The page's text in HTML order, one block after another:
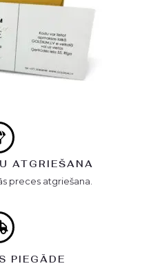
ATGRIEŠANA
preces atgriešana.
PIEGĀDE